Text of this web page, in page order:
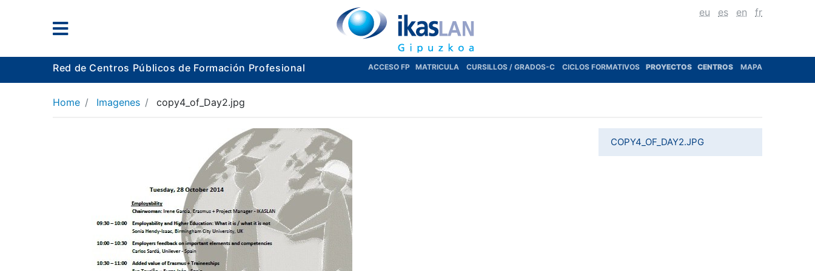
eu es en fr
Red de Centros Públicos de Formación Profesional ACCESO FP MATRICULA CURSILLOS / GRADOS-C CICLOS FORMATIVOS PROYECTOS CENTROS MAPA
Home Imagenes copy4_of_Day2.jpg
COPY4_OF_DAY2.JPG